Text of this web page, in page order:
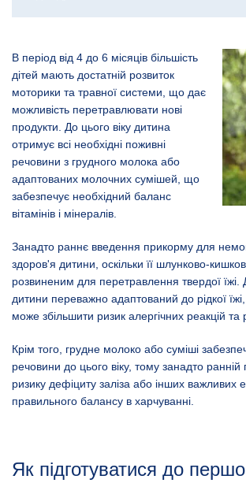
В період від 4 до 6 місяців більшість
дітей мають достатній розвиток
моторики та травної системи, що дає
можливість перетравлювати нові
продукти. До цього віку дитина
отримує всі необхідні поживні
речовини з грудного молока або
адаптованих молочних сумішей, що
забезпечує необхідний баланс
вітамінів і мінералів.
Занадто раннє введення прикорму для
здоров'я дитини, оскільки її шлунково-
розвиненим для перетравлення твердої їжі.
дитини переважно адаптований до рідкої
може збільшити ризик алергічних реакцій та
Крім того, грудне молоко або суміші
речовини до цього віку, тому занадто
ризику дефіциту заліза або інших
правильного балансу в харчуванні.
Як підготуватися до